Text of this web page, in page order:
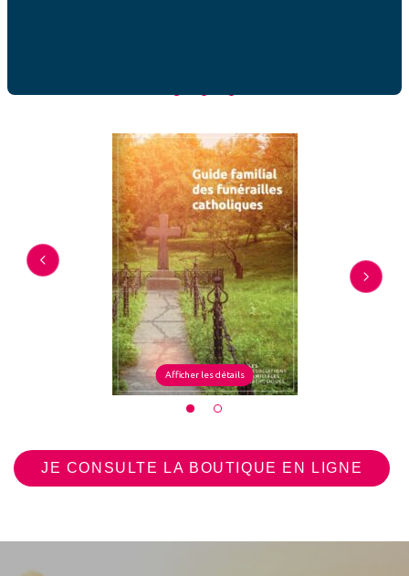
Afficher les détails
JE CONSULTE LA BOUTIQUE EN LIGNE